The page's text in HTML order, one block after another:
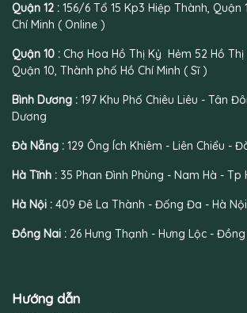
Quận 12 : 156/6 Tổ 15 Kp3 Hiệp Thành, Quận
Chí Minh ( Online )
Quận 10 : Chợ Hoa Hồ Thị Kỷ Hẻm 52 Hồ Thị
Quận 10, Thành phố Hồ Chí Minh ( Sĩ )
Bình Dương : 197 Khu Phố Chiêu Liêu - Tân
Dương
Đà Nẵng : 129 Ông Ích Khiêm - Liên Chiểu -
Hà Tĩnh : 35 Phan Đình Phùng - Nam Hà - Tp
Hà Nội : 409 Đê La Thành - Đống Đa - Hà Nội
Đồng Nai : 26 Hưng Thạnh - Hưng Lộc -
Hướng dẫn